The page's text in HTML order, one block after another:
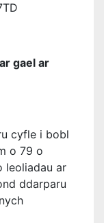
gael ar
cyfle i bobl
o 79 o
leoliadau ar
ddarparu